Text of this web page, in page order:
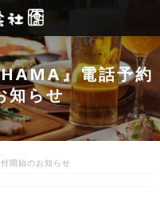
』電話予約
知らせ
開始のお知らせ